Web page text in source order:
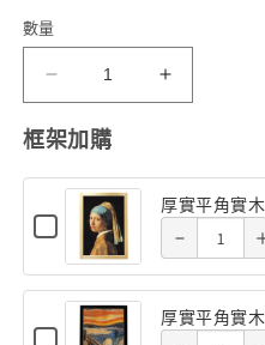
數量
你
尺
寸)
花
藝
-
玫
瑰
寸)
花
藝
-
瑰
框架加購
Checkbox
for
實
角
厚實平角實
Quantity
of
厚
實
of 厚實平
原木色 -
26×38cm
of 厚實
原木色
Checkbox
厚實平角實
Decrease
quantity
of 厚實平 of 厚實